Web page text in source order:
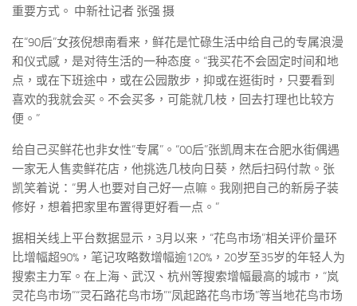
重要方式。 中新社记者 张强 摄
在“90后”女孩倪想南看来，鲜花是忙碌生活中给自己的专属浪漫
和仪式感，是对待生活的一种态度。“我买花不会固定时间和地
点，或在下班途中，或在公园散步，抑或在逛街时，只要看到
喜欢的我就会买。不会买多，可能就几枝，回去打理也比较方
便。”
给自己买鲜花也非女性“专属”。“00后”张凯周末在合肥水街偶遇
一家无人售卖鲜花店，他挑选几枝向日葵，然后扫码付款。张
凯笑着说：“男人也要对自己好一点嘛。我刚把自己的新房子装
修好，想着把家里布置得更好看一点。”
据相关线上平台数据显示，3月以来，“花鸟市场”相关评价量环
比增幅超90%，笔记攻略数增幅逾120%，20岁至35岁的年轻人为
搜索主力军。在上海、武汉、杭州等搜索增幅最高的城市，“岚
灵花鸟市场”“灵石路花鸟市场”“凤起路花鸟市场”等当地花鸟市场